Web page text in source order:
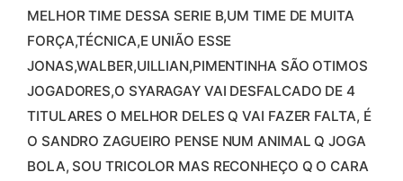
MELHOR TIME DESSA SERIE B,UM TIME DE MUITA
FORÇA,TÉCNICA,E UNIÃO ESSE
JONAS,WALBER,UILLIAN,PIMENTINHA SÃO OTIMOS
JOGADORES,O SYARAGAY VAI DESFALCADO DE 4
TITULARES O MELHOR DELES Q VAI FAZER FALTA, É
O SANDRO ZAGUEIRO PENSE NUM ANIMAL Q JOGA
BOLA, SOU TRICOLOR MAS RECONHEÇO Q O CARA